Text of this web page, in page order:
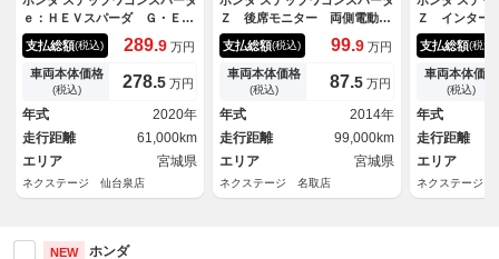
ｅ：ＨＥＶスパーダ Ｇ・Ｅ
Ｘ ホンダセンシング 後席モ
ニター 純正９型ナビ 全周囲
カメラ 両側電動ドア Ａｐｐ
ｌｅＣａｒＰｌａｙ アダプテ
ィブクルーズ コーナーセンサ
ー シートヒーター ＬＥＤ
ヘッド ドラレコ ＥＴＣ２．
０ ダブルエアコン 禁煙車
支払総額(税込) 289.9 万円
車両本体価格
(税込) 278.5 万円
年式
2020年
走行距離
61,000km
エリア
宮城県
ネクステージ 仙台泉店
Ｚ 後席モニター 両側電動ド
ア 純正９型ナビ バックカメ
ラ クルコン ＥＴＣ フルセ
グ ＨＩＤヘッド オートライ
ト 純正１６インチアルミ オ
ートエアコン Ｂｌｕｅｔｏｏ
ｔｈ ＣＤ／ＤＶＤ再生 パド
ルシフト
支払総額(税込) 99.9 万円
車両本体価格
(税込) 87.5 万円
年式
2014年
走行距離
99,000km
エリア
宮城県
ネクステージ 名取店
Ｚ インター
ン 両側電動
後席モニタ
スマートキ
ＥＴＣ クル
ンチアルミ
ＣＤ ＤＶＤ
ト アイドリ
支払総額(税込)
車両本体価格
(税込)
年式
走行距離
エリア
ネクステージ
NEW ホンダ